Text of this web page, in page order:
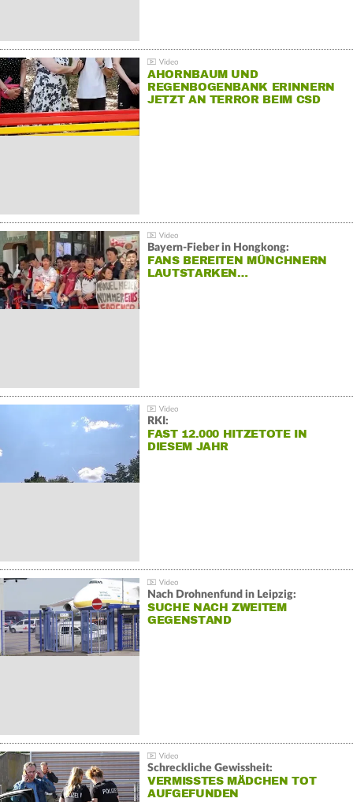
AHORNBAUM UND
REGENBOGENBANK ERINNERN
JETZT AN TERROR BEIM CSD
Bayern-Fieber in Hongkong:
FANS BEREITEN MÜNCHNERN
LAUTSTARKEN…
RKI:
FAST 12.000 HITZETOTE IN
DIESEM JAHR
Nach Drohnenfund in Leipzig:
SUCHE NACH ZWEITEM
GEGENSTAND
Schreckliche Gewissheit:
VERMISSTES MÄDCHEN TOT
AUFGEFUNDEN